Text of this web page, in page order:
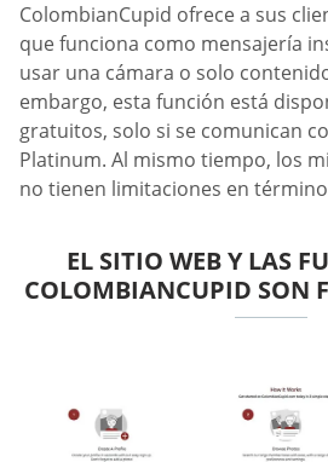
ColombianCupid ofrece a sus
que funciona como mensajería
usar una cámara o solo
embargo, esta función está
gratuitos, solo si se comunican
Platinum. Al mismo tiempo, los
no tienen limitaciones en
EL SITIO WEB Y LAS
COLOMBIANCUPID SON